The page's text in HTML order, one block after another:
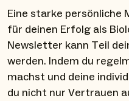
Eine starke persönliche
für deinen Erfolg als
Newsletter kann Teil
werden. Indem du
machst und deine
du nicht nur Vertrauen